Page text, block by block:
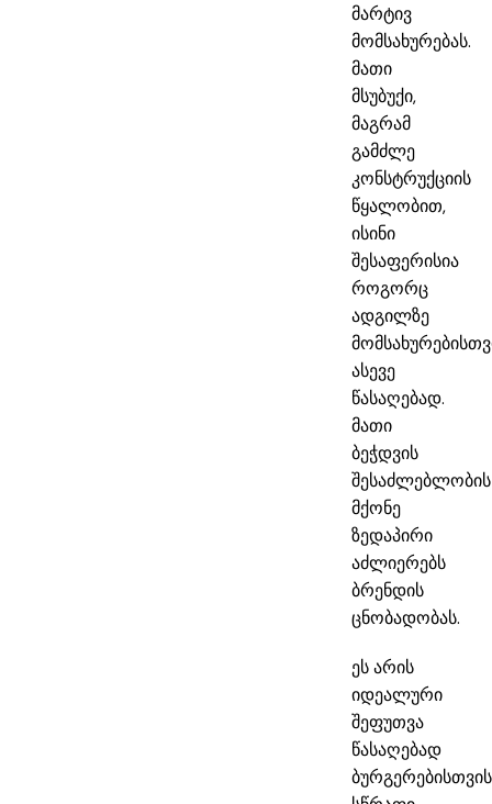
მარტივ
მომსახურებას.
მათი
მსუბუქი,
მაგრამ
გამძლე
კონსტრუქციის
წყალობით,
ისინი
შესაფერისია
როგორც
ადგილზე
ასევე
წასაღებად.
მათი
ბეჭდვის
შესაძლებლობის
მქონე
ზედაპირი
აძლიერებს
ბრენდის
ცნობადობას.
ეს არის
იდეალური
შეფუთვა
წასაღებად